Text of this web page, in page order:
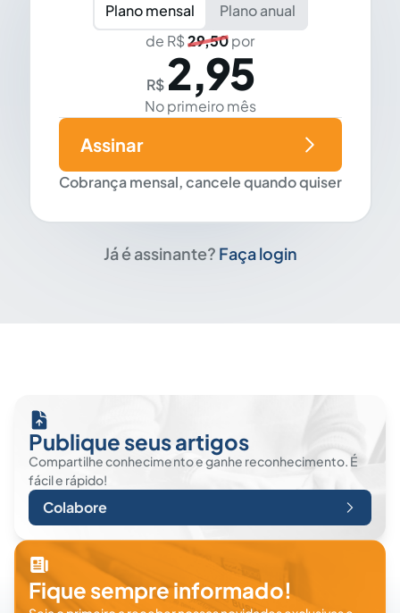
Plano mensal
Plano anual
de R$29,50por
R$ 2,95
No primeiro mês
Cobrança mensal, cancele quando quiser
Assinar
Já é assinante? Faça login
Publique seus artigos
Compartilhe conhecimento e ganhe reconhecimento. É
fácil e rápido!
Colabore
Fique sempre informado!